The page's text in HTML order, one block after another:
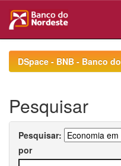
navigationDSpace - BNB - Banco
Pesquisar
Pesquisar:
por